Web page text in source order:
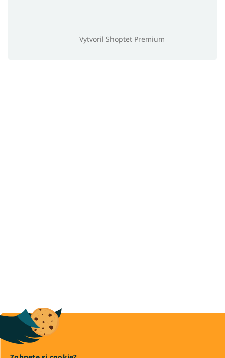
Vytvoril Shoptet Premium